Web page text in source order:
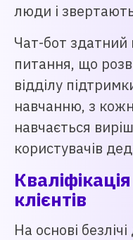
люди і
Чат-бот здатний
питання, що
відділу
навчанню, з
навчається
користувачів
клієнтів
На основі безлічі